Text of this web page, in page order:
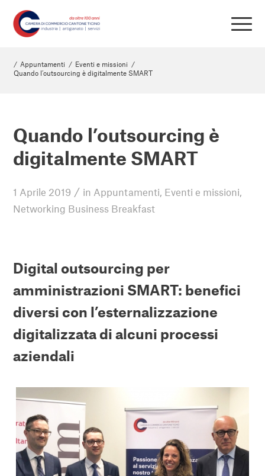
/ Appuntamenti / Eventi e missioni /
Quando l’outsourcing è digitalmente SMART
Quando l’outsourcing è
digitalmente SMART
1 Aprile 2019 / in Appuntamenti, Eventi e missioni,
Networking Business Breakfast
Digital outsourcing per
amministrazioni SMART: benefici
diversi con l’esternalizzazione
digitalizzata di alcuni processi
aziendali